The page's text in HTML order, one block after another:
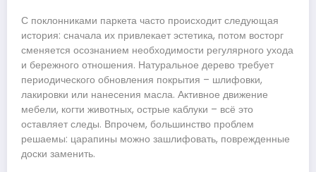
С поклонниками паркета часто происходит следующая
история: сначала их привлекает эстетика, потом восторг
сменяется осознанием необходимости регулярного ухода
и бережного отношения. Натуральное дерево требует
периодического обновления покрытия – шлифовки,
лакировки или нанесения масла. Активное движение
мебели, когти животных, острые каблуки – всё это
оставляет следы. Впрочем, большинство проблем
решаемы: царапины можно зашлифовать, поврежденные
доски заменить.